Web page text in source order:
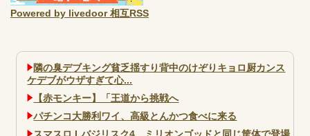
Powered by livedoor 相互RSS
隣の臭デブキング貧乏揺すり背中のけぞりキョロ厨カンス
ケデブがウザすぎて心...
【赤モンキー】「王道から挑戦へ
パチンコ大勝利ワイ、高級とんかつ食べに来る
スマスロ Lバジリスク4、ミリオンゴッドと同じ筐体で登場